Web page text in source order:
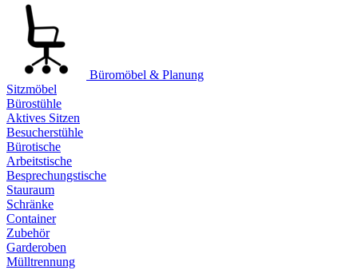
Büromöbel & Planung
Sitzmöbel
Bürostühle
Aktives Sitzen
Besucherstühle
Bürotische
Arbeitstische
Besprechungstische
Stauraum
Schränke
Container
Zubehör
Garderoben
Mülltrennung